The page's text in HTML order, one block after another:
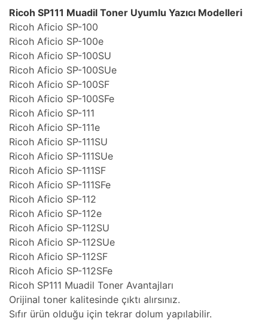
Ricoh SP111 Muadil Toner Uyumlu Yazıcı Modelleri
Ricoh Aficio SP-100
Ricoh Aficio SP-100e
Ricoh Aficio SP-100SU
Ricoh Aficio SP-100SUe
Ricoh Aficio SP-100SF
Ricoh Aficio SP-100SFe
Ricoh Aficio SP-111
Ricoh Aficio SP-111e
Ricoh Aficio SP-111SU
Ricoh Aficio SP-111SUe
Ricoh Aficio SP-111SF
Ricoh Aficio SP-111SFe
Ricoh Aficio SP-112
Ricoh Aficio SP-112e
Ricoh Aficio SP-112SU
Ricoh Aficio SP-112SUe
Ricoh Aficio SP-112SF
Ricoh Aficio SP-112SFe
Ricoh SP111 Muadil Toner Avantajları
Orijinal toner kalitesinde çıktı alırsınız.
Sıfır ürün olduğu için tekrar dolum yapılabilir.